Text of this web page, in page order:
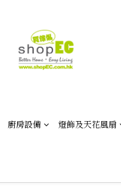
廚房設備 燈飾及天花風扇